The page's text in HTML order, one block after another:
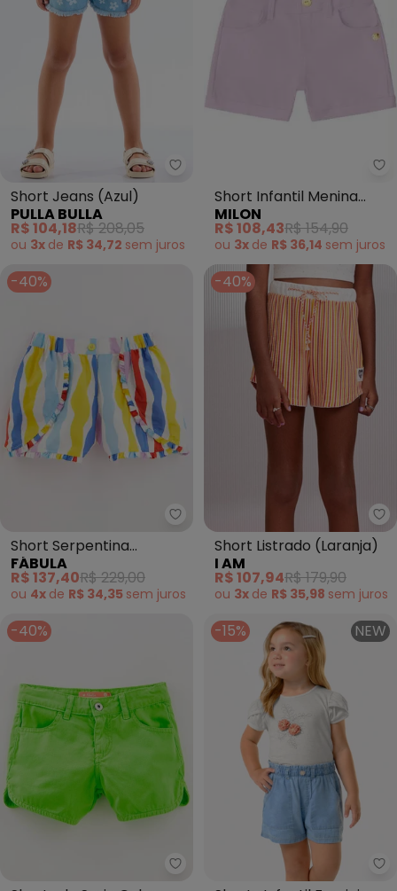
Pulla Bulla - Short Jeans (Azul)
Short Jeans (Azul)
PULLA BULLA
R$ 104,18R$ 208,05
ou 3x de R$ 34,72 sem juros
Short Infantil Menina
(Lilás)
MILON
R$ 108,43R$ 154,90
ou 3x de R$ 36,14 sem juros
-40%
Fábula - Short Serpentina
Short Serpentina
(Estampado)
FÁBULA
R$ 137,40R$ 229,00
ou 4x de R$ 34,35 sem juros
-40%
I
Short Listrado (Laranja)
I AM
R$ 107,94R$ 179,90
ou 3x de R$ 35,98 sem juros
-40%
Fábula - Shorts de Sarja Color
-15% NEW